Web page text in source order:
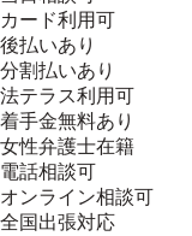
カード利用可
後払いあり
分割払いあり
法テラス利用可
着手金無料あり
女性弁護士在籍
電話相談可
オンライン相談可
全国出張対応